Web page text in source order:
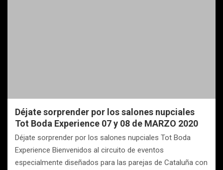
Déjate sorprender por los salones nupciales
Tot Boda Experience 07 y 08 de MARZO 2020
Déjate sorprender por los salones nupciales Tot Boda
Experience ​Bienvenidos al circuito de eventos
especialmente diseñados para las parejas de Cataluña con